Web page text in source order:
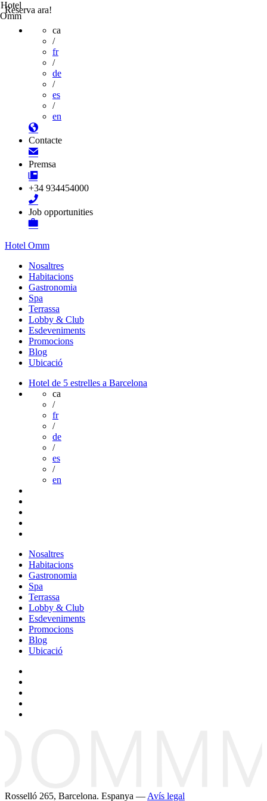
Reserva ara!
ca
/
fr
/
de
/
es
/
en
Contacte
Premsa
+34 934454000
Job opportunities
Hotel Omm
Nosaltres
Habitacions
Gastronomia
Spa
Terrassa
Lobby & Club
Esdeveniments
Promocions
Blog
Ubicació
Hotel de 5 estrelles a Barcelona
ca
/
fr
/
de
/
es
/
en
Nosaltres
Habitacions
Gastronomia
Spa
Terrassa
Lobby & Club
Esdeveniments
Promocions
Blog
Ubicació
Rosselló 265, Barcelona. Espanya — Avís legal
Hotel
Omm